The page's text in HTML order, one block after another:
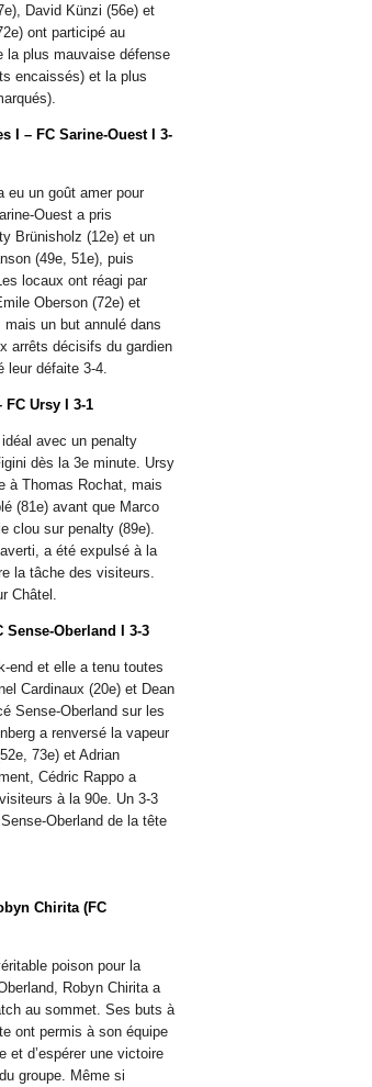
David Künzi (56e) et
ont participé au
plus mauvaise défense
encaissés) et la plus
I – FC Sarine-Ouest I 3-
eu un goût amer pour
Ouest a pris
Brünisholz (12e) et un
(49e, 51e), puis
locaux ont réagi par
Oberson (72e) et
mais un but annulé dans
arrêts décisifs du gardien
leur défaite 3-4.
FC Ursy I 3-1
avec un penalty
dès la 3e minute. Ursy
à Thomas Rochat, mais
(81e) avant que Marco
clou sur penalty (89e).
a été expulsé à la
la tâche des visiteurs.
Châtel.
Sense-Oberland I 3-3
end et elle a tenu toutes
Cardinaux (20e) et Dean
Sense-Oberland sur les
a renversé la vapeur
73e) et Adrian
Cédric Rappo a
à la 90e. Un 3-3
Oberland de la tête
Chirita (FC
poison pour la
Robyn Chirita a
au sommet. Ses buts à
ont permis à son équipe
et d’espérer une victoire
groupe. Même si